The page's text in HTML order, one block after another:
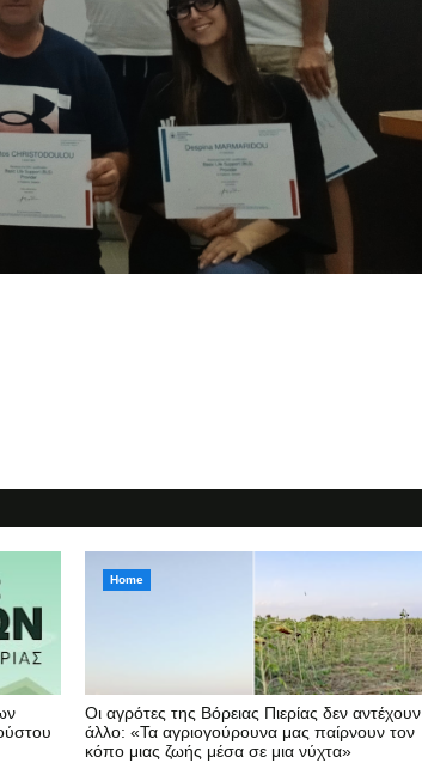
Home
Οι αγρότες της Βόρειας Πιερίας δεν αντέχουν
άλλο: «Τα αγριογούρουνα μας παίρνουν τον
κόπο μιας ζωής μέσα σε μια νύχτα»